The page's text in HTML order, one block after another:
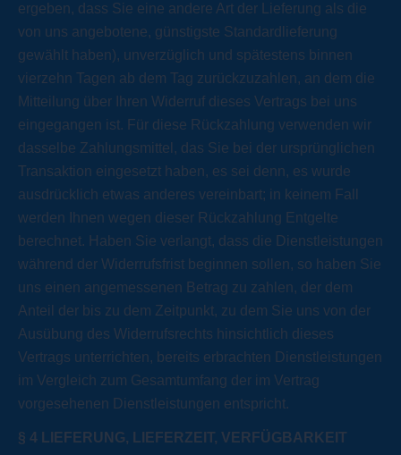
ergeben, dass Sie eine andere Art der Lieferung als die
von uns angebotene, günstigste Standardlieferung
gewählt haben), unverzüglich und spätestens binnen
vierzehn Tagen ab dem Tag zurückzuzahlen, an dem die
Mitteilung über Ihren Widerruf dieses Vertrags bei uns
eingegangen ist. Für diese Rückzahlung verwenden wir
dasselbe Zahlungsmittel, das Sie bei der ursprünglichen
Transaktion eingesetzt haben, es sei denn, es wurde
ausdrücklich etwas anderes vereinbart; in keinem Fall
werden Ihnen wegen dieser Rückzahlung Entgelte
berechnet. Haben Sie verlangt, dass die Dienstleistungen
während der Widerrufsfrist beginnen sollen, so haben Sie
uns einen angemessenen Betrag zu zahlen, der dem
Anteil der bis zu dem Zeitpunkt, zu dem Sie uns von der
Ausübung des Widerrufsrechts hinsichtlich dieses
Vertrags unterrichten, bereits erbrachten Dienstleistungen
im Vergleich zum Gesamtumfang der im Vertrag
vorgesehenen Dienstleistungen entspricht.
§ 4 LIEFERUNG, LIEFERZEIT, VERFÜGBARKEIT